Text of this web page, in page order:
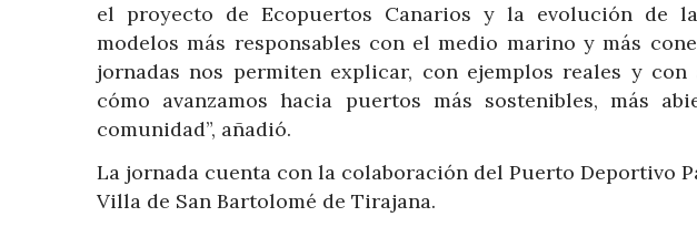
el proyecto de Ecopuertos Canarios y la evolución de
modelos más responsables con el medio marino y más
jornadas nos permiten explicar, con ejemplos reales y
cómo avanzamos hacia puertos más sostenibles, más
comunidad”, añadió.
La jornada cuenta con la colaboración del Puerto Deportivo
Villa de San Bartolomé de Tirajana.